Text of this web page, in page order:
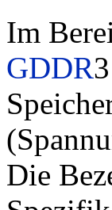
Im
GDDR
Die